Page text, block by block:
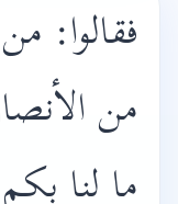
فقالوا:
من
ما لنا